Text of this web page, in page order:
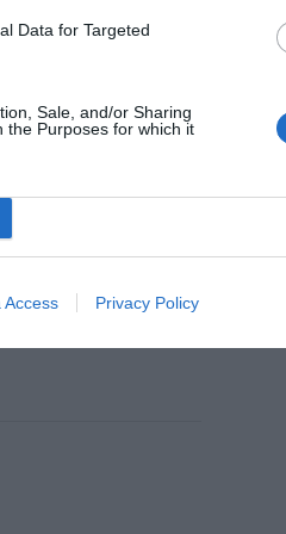
Data for Targeted
Sale, and/or Sharing
the Purposes for which it
Access Privacy Policy
ofreciéndoles
práctica clínica.